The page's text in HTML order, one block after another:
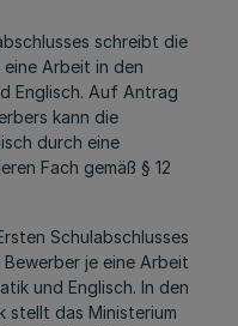
schreibt die
Arbeit in den
Englisch. Auf Antrag
kann die
durch eine
Fach gemäß § 12
Schulabschlusses
je eine Arbeit
und Englisch. In den
stellt das Ministerium